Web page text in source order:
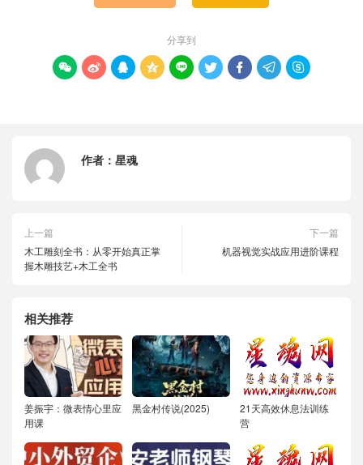
分享到
        
作者： 星魂
上一篇
木工雕刻全书：从零开始真正掌
握木雕技艺+木工全书
下一篇
机器视觉实战应用进阶课程
相关推荐
姜振宇：微表情心里应
用课
黑金村传说(2025)
21天高效休息法训练
营